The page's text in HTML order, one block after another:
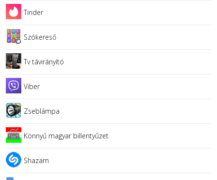
Tinder
Szókereső
Tv távirányító
Viber
Zseblámpa
Könnyű magyar billentyűzet
Shazam